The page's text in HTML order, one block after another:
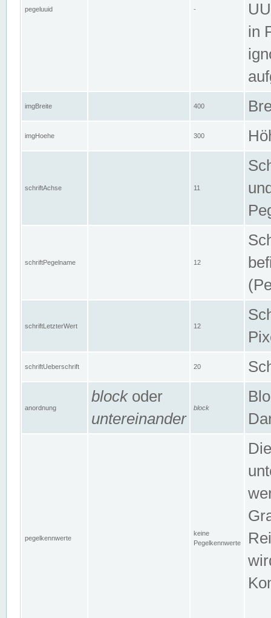
pegeluuid -
in
imgBreite 400
imgHoehe 300
schriftAchse 11
schriftPegelname 12
schriftLetzterWert 12
schriftUeberschrift 20
anordnung
blockoder
untereinander
block
pegelkennwerte
keine
Pegelkennwerte